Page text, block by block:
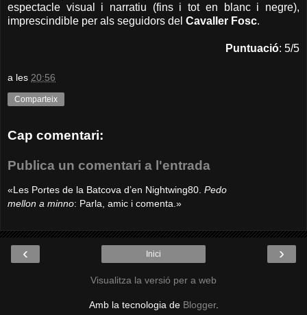
espectacle visual i narratiu (fins i tot en blanc i negre),
imprescindible per als seguidors del Cavaller Fosc.
Puntuació: 5/5
a les 20:56
Comparteix
Cap comentari:
Publica un comentari a l'entrada
«Les Portes de la Batcova d’en Nightwing80. Pedo
mellon a minno: Parla, amic i comenta.»
‹ ›
Inici
Visualitza la versió per a web
Amb la tecnologia de Blogger.